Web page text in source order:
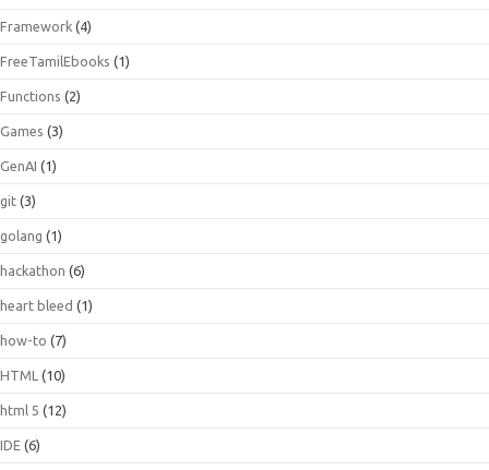
Framework (4)
FreeTamilEbooks (1)
Functions (2)
Games (3)
GenAI (1)
git (3)
golang (1)
hackathon (6)
heart bleed (1)
how-to (7)
HTML (10)
html 5 (12)
IDE (6)